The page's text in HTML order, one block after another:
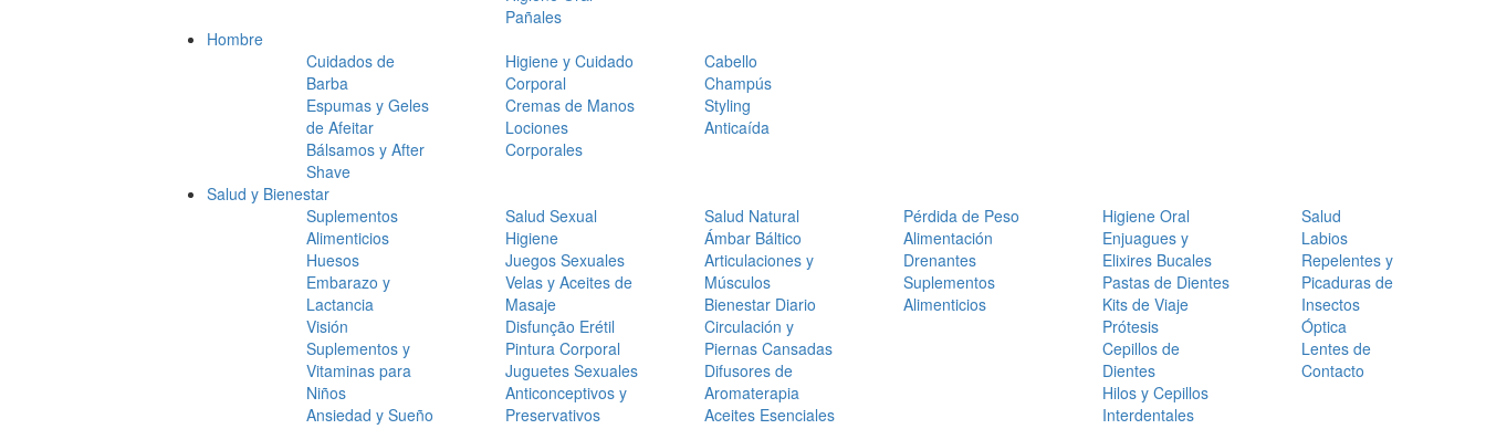
Pañales
Hombre
Cuidados de
Barba
Espumas y Geles
de Afeitar
Bálsamos y After
Shave
Higiene y Cuidado
Corporal
Cremas de Manos
Lociones
Corporales
Cabello
Champús
Styling
Anticaída
Salud y Bienestar
Suplementos
Alimenticios
Huesos
Embarazo y
Lactancia
Visión
Suplementos y
Vitaminas para
Niños
Ansiedad y Sueño
Salud Sexual
Higiene
Juegos Sexuales
Velas y Aceites de
Masaje
Disfunção Erétil
Pintura Corporal
Juguetes Sexuales
Anticonceptivos y
Preservativos
Salud Natural
Ámbar Báltico
Articulaciones y
Músculos
Bienestar Diario
Circulación y
Piernas Cansadas
Difusores de
Aromaterapia
Aceites Esenciales
Pérdida de Peso
Alimentación
Drenantes
Suplementos
Alimenticios
Higiene Oral
Enjuagues y
Elixires Bucales
Pastas de Dientes
Kits de Viaje
Prótesis
Cepillos de
Dientes
Hilos y Cepillos
Interdentales
Salud
Labios
Repelentes y
Picaduras de
Insectos
Óptica
Lentes de
Contacto